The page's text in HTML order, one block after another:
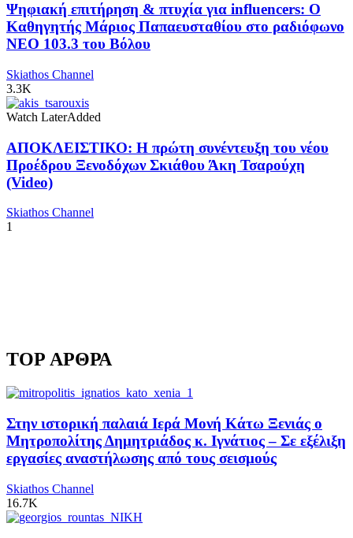
Ψηφιακή επιτήρηση & πτυχία για influencers: Ο
Καθηγητής Μάριος Παπαευσταθίου στο ραδιόφωνο
NEO 103.3 του Βόλου
Skiathos Channel
3.3K
Watch LaterAdded
ΑΠΟΚΛΕΙΣΤΙΚΟ: Η πρώτη συνέντευξη του νέου
Προέδρου Ξενοδόχων Σκιάθου Άκη Τσαρούχη
(Video)
Skiathos Channel
1
TOP ΑΡΘΡΑ
Στην ιστορική παλαιά Ιερά Μονή Κάτω Ξενιάς ο
Μητροπολίτης Δημητριάδος κ. Ιγνάτιος – Σε εξέλιξη
εργασίες αναστήλωσης από τους σεισμούς
Skiathos Channel
16.7K